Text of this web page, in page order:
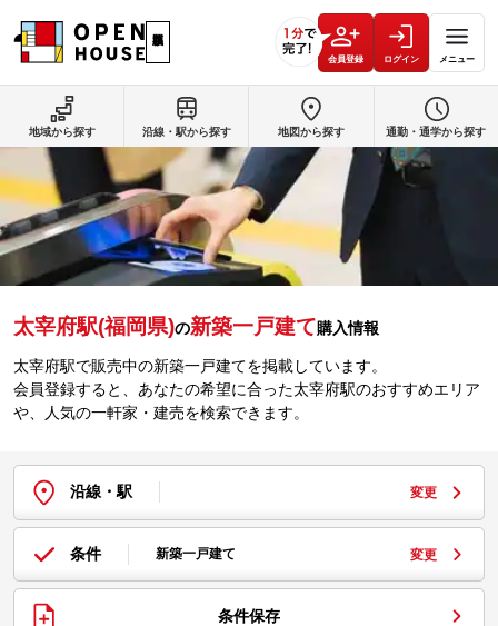
会員登録 ログイン メニュー
太宰府駅(福岡県)の新築一戸建て購入情報
太宰府駅で販売中の新築一戸建てを掲載しています。
会員登録すると、あなたの希望に合った太宰府駅のおすすめエリア
や、人気の一軒家・建売を検索できます。
沿線・駅 変更
条件 新築一戸建て 変更
条件保存
地域から探す 沿線・駅から探す 地図から探す 通勤・通学から探す